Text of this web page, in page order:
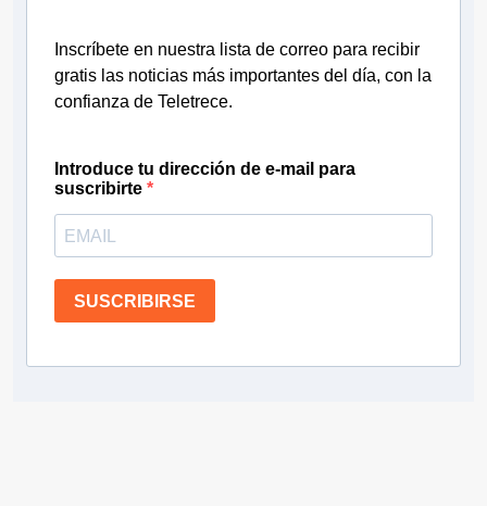
Inscríbete en nuestra lista de correo para recibir
gratis las noticias más importantes del día, con la
confianza de Teletrece.
Introduce tu dirección de e-mail para
suscribirte
SUSCRIBIRSE